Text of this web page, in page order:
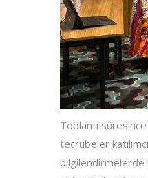
Toplantı
tecrübeler
bilgilendirmelerde